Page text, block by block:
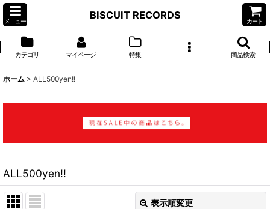
メニュー
BISCUIT RECORDS
カート
カテゴリ マイページ 特集 商品検索
ホーム > ALL500yen!!
ALL500yen!!
表示順変更